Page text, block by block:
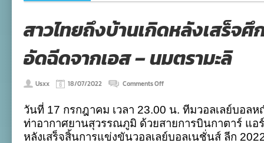
สาวไทยถึงบ้านเกิดหลังเสร็จ
อัดฉีดจากเอส – นมตรามะลิ
Usxx 18/07/2022 Comments Offon
ถึง
บ้าน
เกิด
หลัง
วันที่ 17 กรกฎาคม เวลา 23.00 น. ทีมวอลเลย์บอล
ท่าอากาศยานสุวรรณภูมิ ด้วยสายการบินกาตาร์ แอ
หลังเสร็จสิ้นการแข่งขันวอลเลย์บอลเนชั่นส์ ลีก